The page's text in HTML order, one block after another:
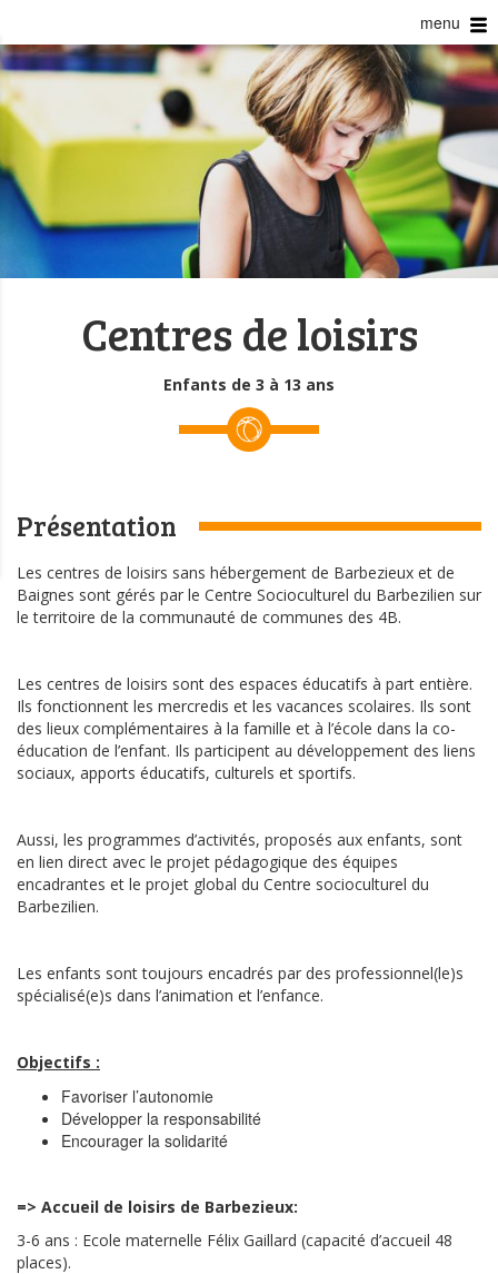
menu
Centres de loisirs
Enfants de 3 à 13 ans
Présentation
Les centres de loisirs sans hébergement de Barbezieux et de
Baignes sont gérés par le Centre Socioculturel du Barbezilien sur
le territoire de la communauté de communes des 4B.
Les centres de loisirs sont des espaces éducatifs à part entière.
Ils fonctionnent les mercredis et les vacances scolaires. Ils sont
des lieux complémentaires à la famille et à l’école dans la co-
éducation de l’enfant. Ils participent au développement des liens
sociaux, apports éducatifs, culturels et sportifs.
Aussi, les programmes d’activités, proposés aux enfants, sont
en lien direct avec le projet pédagogique des équipes
encadrantes et le projet global du Centre socioculturel du
Barbezilien.
Les enfants sont toujours encadrés par des professionnel(le)s
spécialisé(e)s dans l’animation et l’enfance.
Objectifs :
Favoriser l’autonomie
Développer la responsabilité
Encourager la solidarité
=> Accueil de loisirs de Barbezieux:
3-6 ans : Ecole maternelle Félix Gaillard (capacité d’accueil 48
places).